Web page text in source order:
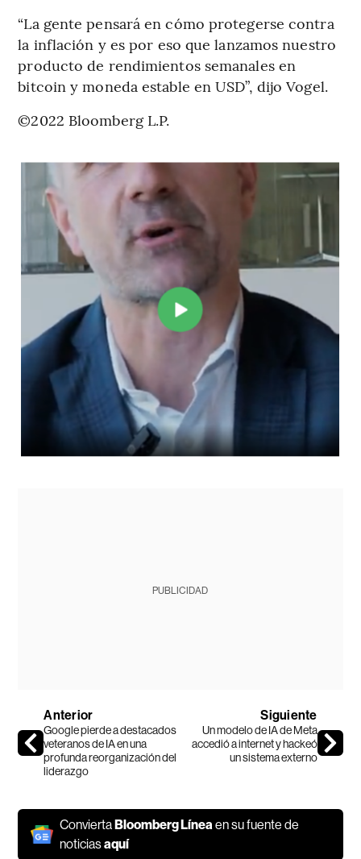
“La gente pensará en cómo protegerse contra
la inflación y es por eso que lanzamos nuestro
producto de rendimientos semanales en
bitcoin y moneda estable en USD”, dijo Vogel.
©2022 Bloomberg L.P.
PUBLICIDAD
Anterior
Google pierde a destacados
veteranos de IA en una
profunda reorganización del
liderazgo
Siguiente
Un modelo de IA de Meta
accedió a internet y hackeó
un sistema externo
ConviertaBloomberg Línea en su fuente de
noticiasaquí